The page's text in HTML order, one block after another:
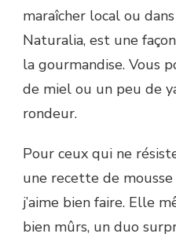
maraîcher local ou
Naturalia, est une
la gourmandise. Vous
de miel ou un peu de
rondeur.
Pour ceux qui ne
une recette de
j’aime bien faire. Elle
bien mûrs, un duo